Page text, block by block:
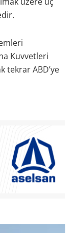
Kuvvetleri
tekrar ABD’ye